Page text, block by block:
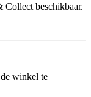
beschikbaar.
winkel te